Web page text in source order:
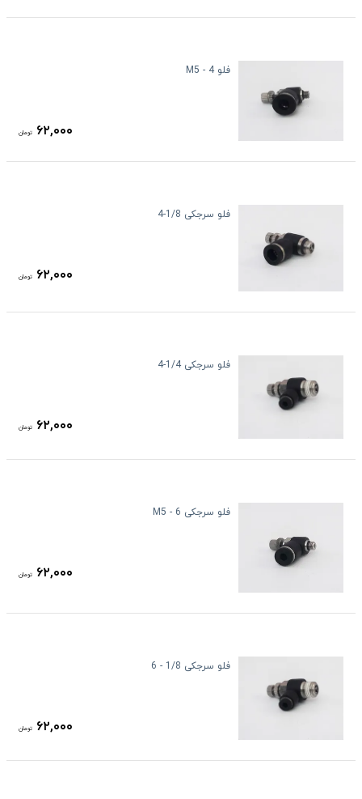
فلو 4 - M5
۶۲,۰۰۰ تومان
فلو سرجکی 1/8-4
۶۲,۰۰۰ تومان
فلو سرجکی 1/4-4
۶۲,۰۰۰ تومان
فلو سرجکی M5 - 6
۶۲,۰۰۰ تومان
فلو سرجکی 1/8 - 6
۶۲,۰۰۰ تومان